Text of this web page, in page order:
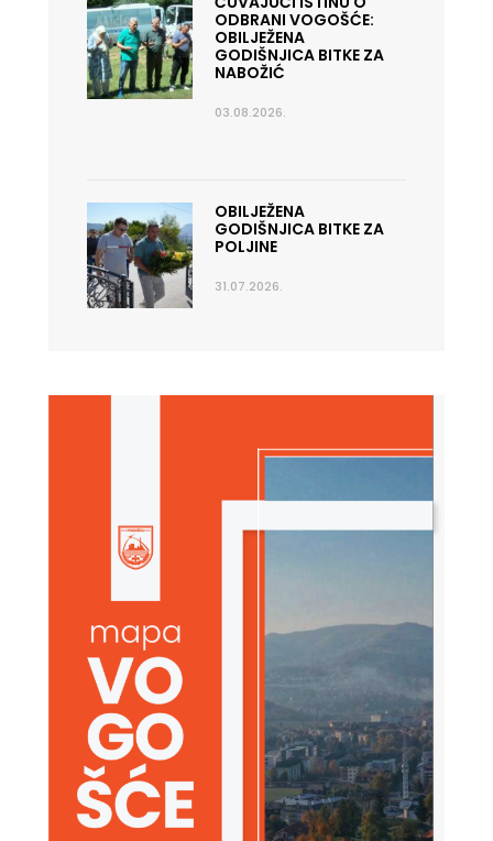
ODBRANI VOGOŠĆE:
OBILJEŽENA
GODIŠNJICA BITKE ZA
NABOŽIĆ
03.08.2026.
OBILJEŽENA
GODIŠNJICA BITKE ZA
POLJINE
31.07.2026.